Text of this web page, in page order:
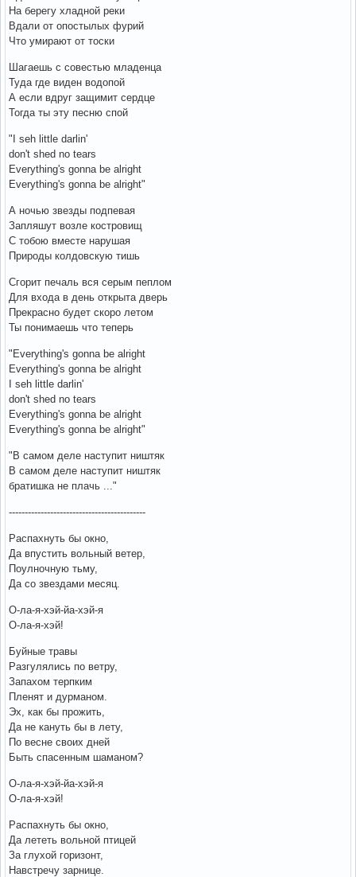
На берегу хладной реки
Вдали от опостылых фурий
Что умирают от тоски
Шагаешь с совестью младенца
Туда где виден водопой
А если вдруг защимит сердце
Тогда ты эту песню спой
"I seh little darlin'
don't shed no tears
Everything's gonna be alright
Everything's gonna be alright"
А ночью звезды подпевая
Запляшут возле костровищ
С тобою вместе нарушая
Природы колдовскую тишь
Сгорит печаль вся серым пеплом
Для входа в день открыта дверь
Прекрасно будет скоро летом
Ты понимаешь что теперь
"Everything's gonna be alright
Everything's gonna be alright
I seh little darlin'
don't shed no tears
Everything's gonna be alright
Everything's gonna be alright"
"В самом деле наступит ништяк
В самом деле наступит ништяк
братишка не плачь ..."
-------------------------------------------
Распахнуть бы окно,
Да впустить вольный ветер,
Поулночную тьму,
Да со звездами месяц.
О-ла-я-хэй-йа-хэй-я
О-ла-я-хэй!
Буйные травы
Разгулялись по ветру,
Запахом терпким
Пленят и дурманом.
Эх, как бы прожить,
Да не кануть бы в лету,
По весне своих дней
Быть спасенным шаманом?
О-ла-я-хэй-йа-хэй-я
О-ла-я-хэй!
Распахнуть бы окно,
Да лететь вольной птицей
За глухой горизонт,
Навстречу зарнице.